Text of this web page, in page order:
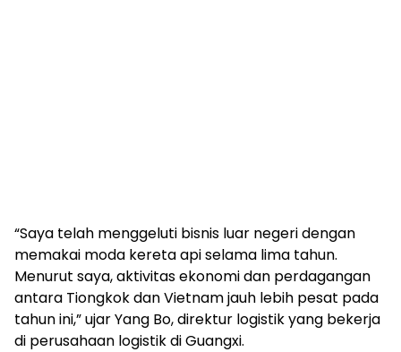
“Saya telah menggeluti bisnis luar negeri dengan
memakai moda kereta api selama lima tahun.
Menurut saya, aktivitas ekonomi dan perdagangan
antara Tiongkok dan Vietnam jauh lebih pesat pada
tahun ini,” ujar Yang Bo, direktur logistik yang bekerja
di perusahaan logistik di Guangxi.